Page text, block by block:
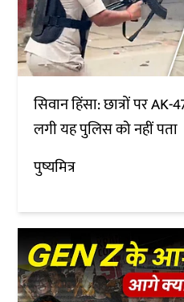
सिवान हिंसा: छात्रों पर
लगी यह पुलिस को नहीं पता
पुष्यमित्र